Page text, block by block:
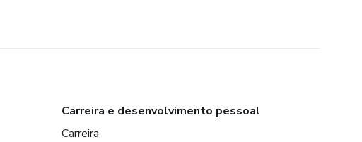
Carreira e desenvolvimento pessoal
Carreira